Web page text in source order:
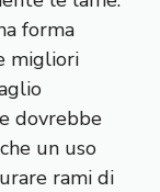
forma
migliori
dovrebbe
un uso
rami di